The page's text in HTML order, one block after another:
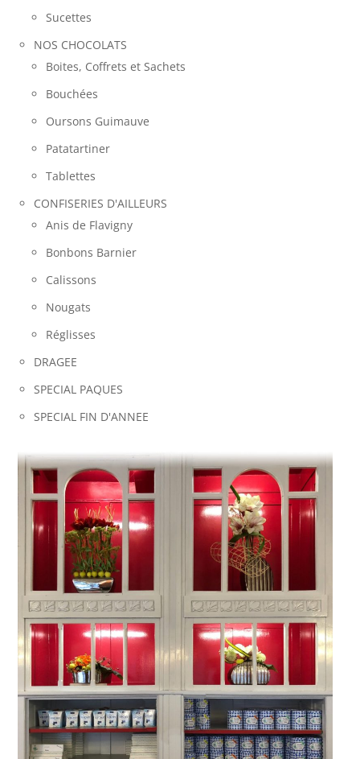
Sucettes
NOS CHOCOLATS
Boites, Coffrets et Sachets
Bouchées
Oursons Guimauve
Patatartiner
Tablettes
CONFISERIES D'AILLEURS
Anis de Flavigny
Bonbons Barnier
Calissons
Nougats
Réglisses
DRAGEE
SPECIAL PAQUES
SPECIAL FIN D'ANNEE